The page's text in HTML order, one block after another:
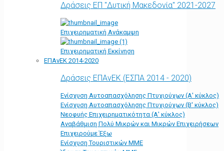
Δράσεις ΕΠ "Δυτική Μακεδονία" 2021-2027
Επιχειρηματική Ανάκαμψη
Επιχειρηματική Εκκίνηση
ΕΠΑνΕΚ 2014-2020
Δράσεις ΕΠΑνΕΚ (ΕΣΠΑ 2014 - 2020)
Ενίσχυση Αυτοαπασχόλησης Πτυχιούχων (Α' κύκλος)
Ενίσχυση Αυτοαπασχόλησης Πτυχιούχων (Β' κύκλος)
Νεοφυής Επιχειρηματικότητα (Α' κύκλος)
Αναβάθμιση Πολύ Μικρών και Μικρών Επιχειρήσεων
Επιχειρούμε Έξω
Ενίσχυση Τουριστικών ΜΜΕ